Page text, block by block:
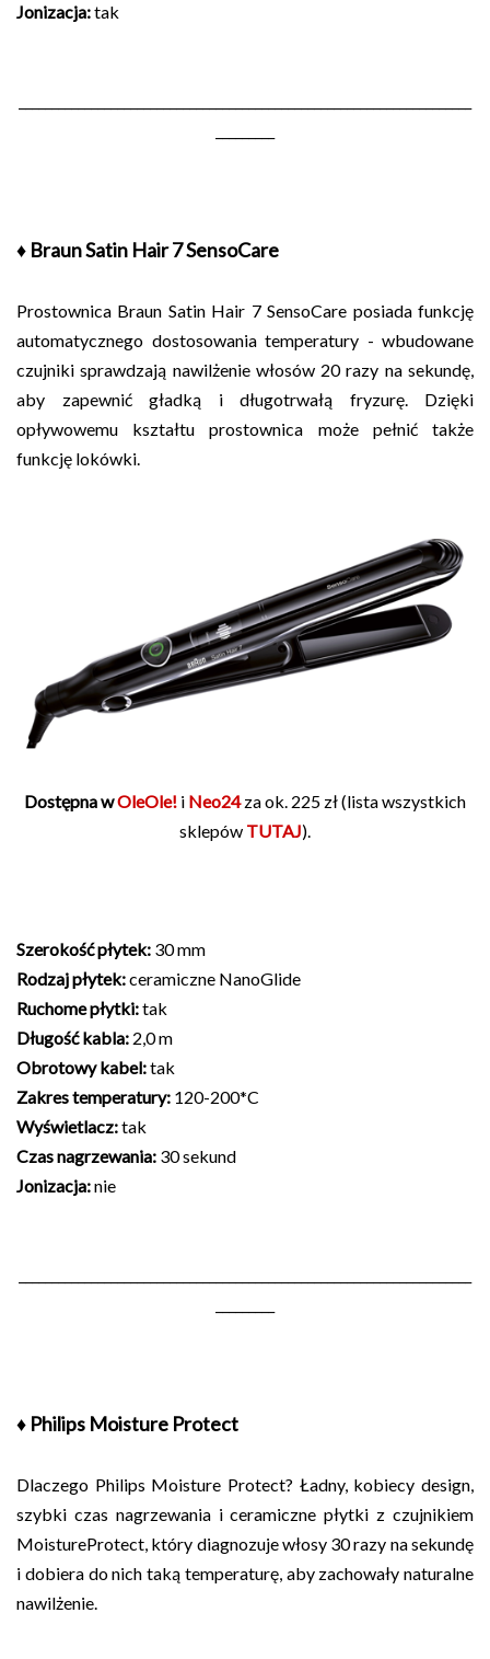
Jonizacja:tak
♦ Braun Satin Hair 7 SensoCare
Prostownica Braun Satin Hair 7 SensoCare posiada funkcję
automatycznego dostosowania temperatury - wbudowane
czujniki sprawdzają nawilżenie włosów 20 razy na sekundę,
aby zapewnić gładką i długotrwałą fryzurę. Dzięki
opływowemu kształtu prostownica może pełnić także
funkcję lokówki.
Dostępna wOleOle! i Neo24za ok. 225 zł (lista wszystkich
sklepów TUTAJ).
Szerokość płytek: 30 mm
Rodzaj płytek:ceramiczne NanoGlide
Ruchome płytki:tak
Długość kabla: 2,0 m
Obrotowy kabel:tak
Zakres temperatury: 120-200*C
Wyświetlacz:tak
Czas nagrzewania: 30 sekund
Jonizacja:nie
♦ Philips Moisture Protect
Dlaczego Philips Moisture Protect? Ładny, kobiecy design,
szybki czas nagrzewania i ceramiczne płytki z czujnikiem
MoistureProtect, który diagnozuje włosy 30 razy na sekundę
i dobiera do nich taką temperaturę, aby zachowały naturalne
nawilżenie.